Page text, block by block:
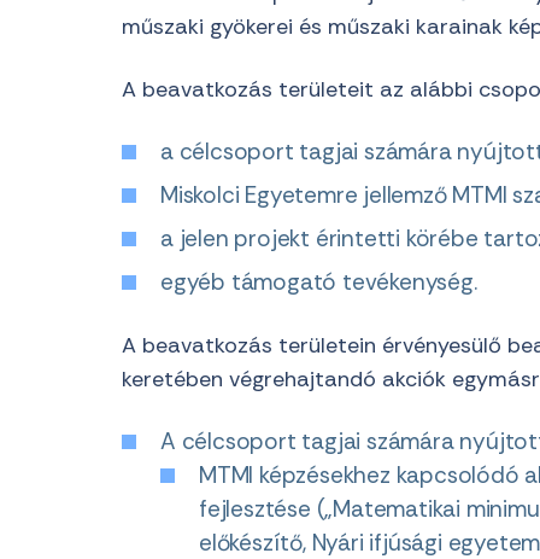
műszaki gyökerei és műszaki karainak
A beavatkozás területeit az alábbi
a célcsoport tagjai számára
Miskolci Egyetemre jellemző MTMI
a jelen projekt érintetti körébe
egyéb támogató tevékenység.
A beavatkozás területein érvényesülő
keretében végrehajtandó akciók
A célcsoport tagjai számára
MTMI képzésekhez kapcsolódó
fejlesztése („Matematikai
előkészítő, Nyári ifjúsági